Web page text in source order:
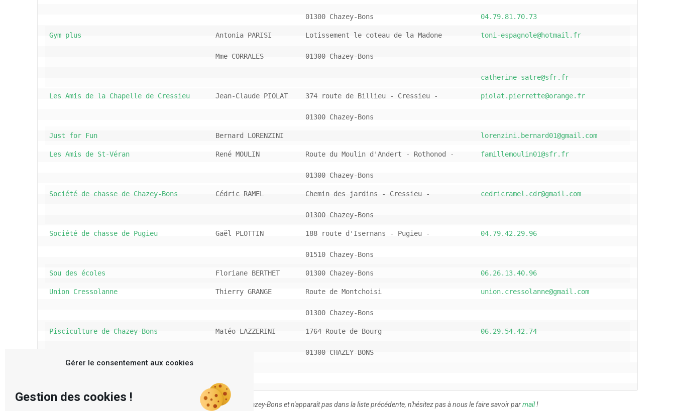
Gérer le consentement aux cookies
Gestion des cookies !
01300 Chazey-Bons 04.79.81.70.73
Gym plus Antonia PARISI
Mme CORRALES
Lotissement le coteau de la Madone
01300 Chazey-Bons
toni-espagnole@hotmail.fr
catherine-satre@sfr.fr
Les Amis de la Chapelle de Cressieu Jean-Claude PIOLAT 374 route de Billieu - Cressieu -
01300 Chazey-Bons
piolat.pierrette@orange.fr
Just for Fun Bernard LORENZINI lorenzini.bernard01@gmail.com
Les Amis de St-Véran René MOULIN Route du Moulin d'Andert - Rothonod -
01300 Chazey-Bons
famillemoulin01@sfr.fr
Société de chasse de Chazey-Bons Cédric RAMEL Chemin des jardins - Cressieu -
01300 Chazey-Bons
cedricramel.cdr@gmail.com
Société de chasse de Pugieu Gaël PLOTTIN 188 route d'Isernans - Pugieu -
01510 Chazey-Bons
04.79.42.29.96
Sou des écoles Floriane BERTHET 01300 Chazey-Bons 06.26.13.40.96
Union Cressolanne Thierry GRANGE Route de Montchoisi
01300 Chazey-Bons
union.cressolanne@gmail.com
Pisciculture de Chazey-Bons Matéo LAZZERINI 1764 Route de Bourg
01300 CHAZEY-BONS
06.29.54.42.74
Si votre association se trouve dans Chazey-Bons et n'apparaît pas dans la liste précédente, n'hésitez pas à nous le faire savoir parmail!